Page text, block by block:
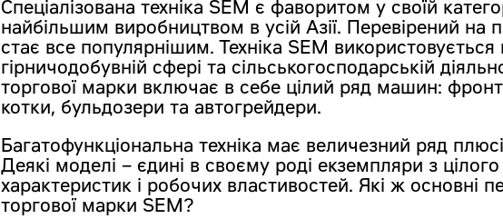
Спеціалізована техніка SEM є фаворитом у своїй
найбільшим виробництвом в усій Азії. Перевірений на
стає все популярнішим. Техніка SEM використовується
гірничодобувній сфері та сільськогосподарській
торгової марки включає в себе цілий ряд машин:
котки, бульдозери та автогрейдери.
Багатофункціональна техніка має величезний ряд
Деякі моделі – єдині в своєму роді екземпляри з цілого
характеристик і робочих властивостей. Які ж основні
торгової марки SEM?